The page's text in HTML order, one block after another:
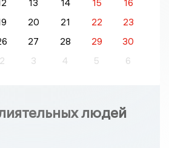
13 14 15
16
20 21 22
23
27 28 29
30
2 3 4 5 6
людей